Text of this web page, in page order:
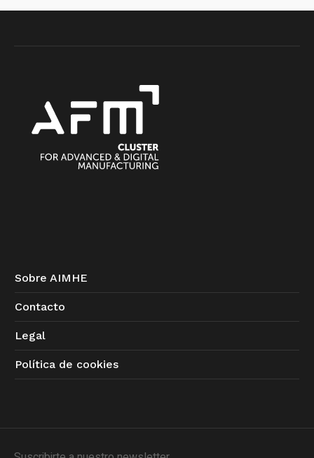
Sobre AIMHE
Contacto
Legal
Política de cookies